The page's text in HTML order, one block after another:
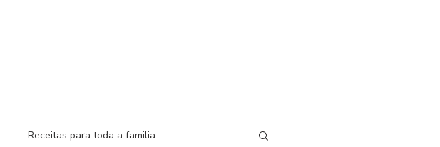
Receitas para toda a familia